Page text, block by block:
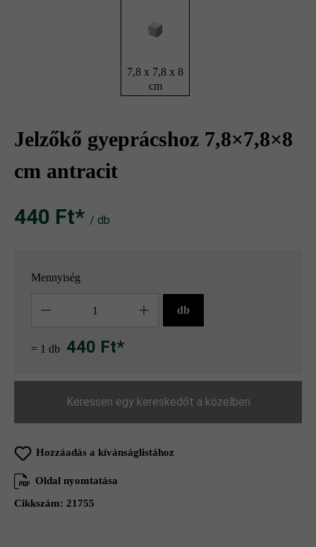
7,8 x 7,8 x 8
cm
Jelzőkő gyeprácshoz 7,8×7,8×8
cm antracit
440 Ft‎‎‎* / db
Mennyiség
db
= 1 db 440 Ft*
Keressen egy kereskedőt a közelben
Hozzáadás a kívánságlistához
Oldal nyomtatása
Cikkszám: 21755